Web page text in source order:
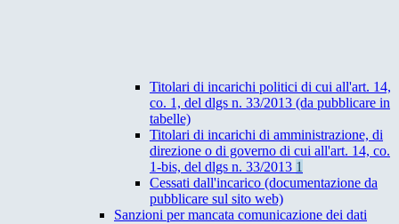
Titolari di incarichi politici di cui all'art. 14,
co. 1, del dlgs n. 33/2013 (da pubblicare in
tabelle)
Titolari di incarichi di amministrazione, di
direzione o di governo di cui all'art. 14, co.
1-bis, del dlgs n. 33/2013 1
Cessati dall'incarico (documentazione da
pubblicare sul sito web)
Sanzioni per mancata comunicazione dei dati